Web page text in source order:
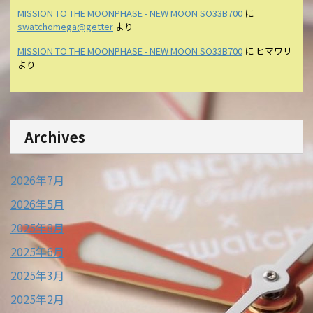
MISSION TO THE MOONPHASE - NEW MOON SO33B700 に
swatchomega@getter より
MISSION TO THE MOONPHASE - NEW MOON SO33B700 に ヒマワリ
より
Archives
2026年7月
2026年5月
2025年8月
2025年6月
2025年3月
2025年2月